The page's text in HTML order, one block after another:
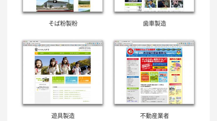
そば粉製粉 歯車製造
遊具製造 不動産業者